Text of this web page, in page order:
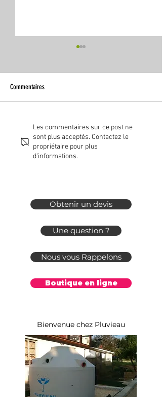
La rétention de l'eau de pluie en
Alsace : enjeux, solutions et bonnes
pratiques
Commentaires
Les commentaires sur ce post ne
sont plus acceptés. Contactez le
propriétaire pour plus
d'informations.
Obtenir un devis
Une question ?
Nous vous Rappelons
Boutique en ligne
Bienvenue chez Pluvieau